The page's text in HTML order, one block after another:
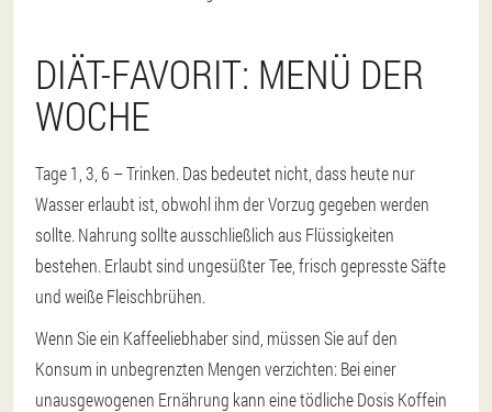
DIÄT-FAVORIT: MENÜ DER
WOCHE
Tage 1, 3, 6 – Trinken. Das bedeutet nicht, dass heute nur
Wasser erlaubt ist, obwohl ihm der Vorzug gegeben werden
sollte. Nahrung sollte ausschließlich aus Flüssigkeiten
bestehen. Erlaubt sind ungesüßter Tee, frisch gepresste Säfte
und weiße Fleischbrühen.
Wenn Sie ein Kaffeeliebhaber sind, müssen Sie auf den
Konsum in unbegrenzten Mengen verzichten: Bei einer
unausgewogenen Ernährung kann eine tödliche Dosis Koffein